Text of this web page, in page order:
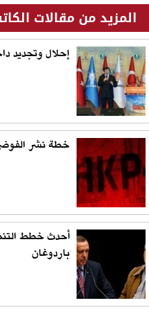
المزيد من مقالات
إحلال وتجديد
خطة نشر
أحدث خطط
باردوغان